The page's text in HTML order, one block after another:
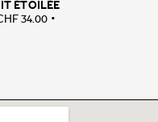
ÉTOILÉE
34.00